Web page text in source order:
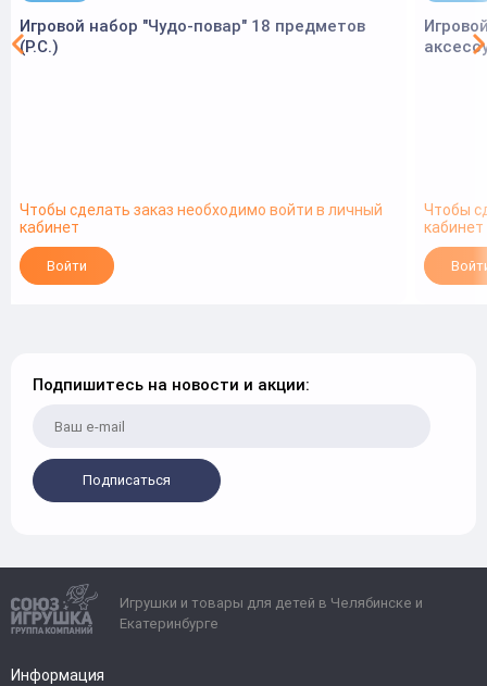
Игровой набор "Чудо-повар" 18 предметов
(Р.С.)
Чтобы сделать заказ необходимо войти в личный
кабинет
Войти
Чтобы
кабинет
Подпишитесь на новости и акции:
Подписаться
Игрушки и товары для детей в Челябинске и
Екатеринбурге
Информация